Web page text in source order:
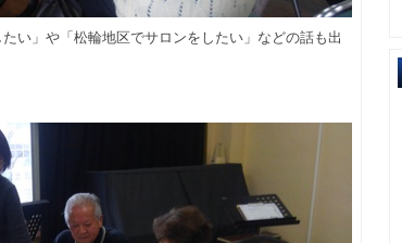
い」や「松輪地区でサロンをしたい」などの話も出